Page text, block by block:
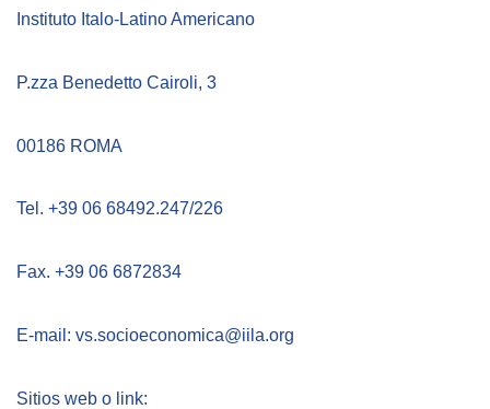
Instituto Italo-Latino Americano
P.zza Benedetto Cairoli, 3
00186 ROMA
Tel. +39 06 68492.247/226
Fax. +39 06 6872834
E-mail: vs.socioeconomica@iila.org
Sitios web o link: